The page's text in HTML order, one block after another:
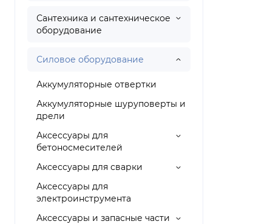
Сантехника и сантехническое
оборудование
Силовое оборудование
Аккумуляторные отвертки
Аккумуляторные шуруповерты и
дрели
Аксессуары для
бетоносмесителей
Аксессуары для сварки
Аксессуары для
электроинструмента
Аксессуары и запасные части